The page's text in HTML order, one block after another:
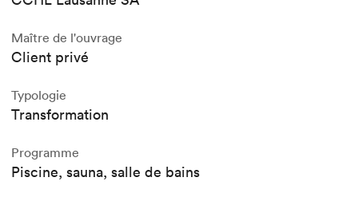
Maître de l'ouvrage
Client privé
Typologie
Transformation
Programme
Piscine, sauna, salle de bains